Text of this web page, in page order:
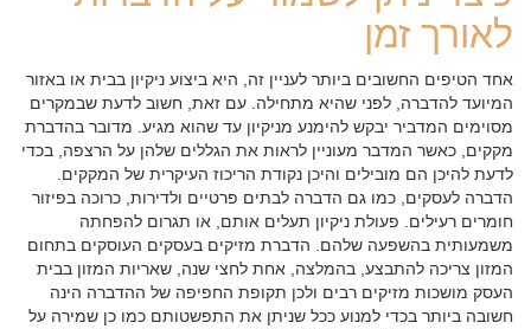
לאורך זמן
אחד הטיפים החשובים ביותר לעניין זה, היא ביצוע ניקיון בבית או באזור
המיועד להדברה, לפני שהיא מתחילה. עם זאת, חשוב לדעת שבמקרים
מסוימים המדביר יבקש להימנע מניקיון עד שהוא מגיע. מדובר בהדברת
מקקים, כאשר המדבר מעוניין לראות את הגללים שלהן על הרצפה, בכדי
לדעת להיכן הם מובילים והיכן נקודת הריכוז העיקרית של המקקים.
הדברה לעסקים, כמו גם הדברה לבתים פרטיים ולדירות, כרוכה בפיזור
חומרים רעילים. פעולת ניקיון תעלים אותם, או תגרום להפחתה
משמעותית בהשפעה שלהם. הדברת מזיקים בעסקים העוסקים בתחום
המזון צריכה להתבצע, בהמלצה, אחת לחצי שנה, שאריות המזון בבית
העסק מושכות מזיקים רבים ולכן תקופת החפיפה של ההדברה הינה
חשובה ביותר בכדי למנוע ככל שניתן את התפשטותם כמו כן שמירה על